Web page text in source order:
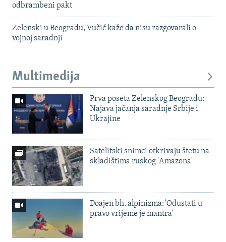
odbrambeni pakt
Zelenski u Beogradu, Vučić kaže da nisu razgovarali o
vojnoj saradnji
Multimedija
Prva poseta Zelenskog Beogradu:
Najava jačanja saradnje Srbije i
Ukrajine
Satelitski snimci otkrivaju štetu na
skladištima ruskog 'Amazona'
Doajen bh. alpinizma: 'Odustati u
pravo vrijeme je mantra'